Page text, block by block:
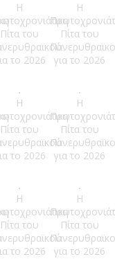
Η
Πίτα του
το 2026
Η
Πίτα του
για το 2026
Η
Πίτα του
το 2026
Η
Πίτα του
για το 2026
Η
Πίτα του
το 2026
Η
Πίτα του
για το 2026